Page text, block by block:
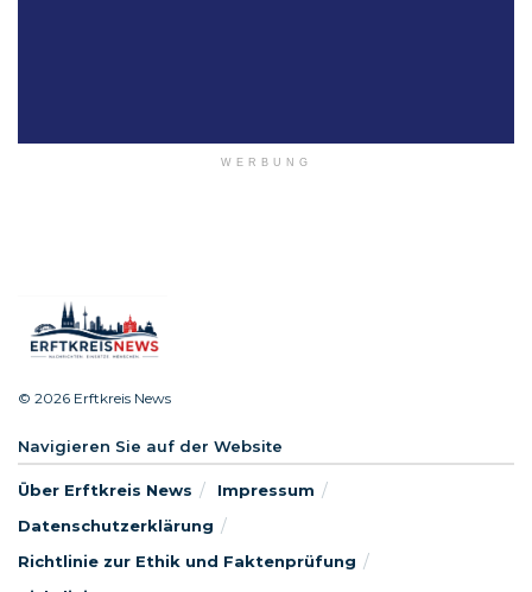
WERBUNG
© 2026 Erftkreis News
Navigieren Sie auf der Website
Über Erftkreis News
Impressum
Datenschutzerklärung
Richtlinie zur Ethik und Faktenprüfung